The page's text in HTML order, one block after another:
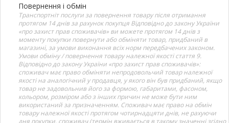
Повернення і обмін
Транспортніт послуги за повернення товару після отримання
протягом 14 днів за рахунок покупця Відповідно до закону України
«про захист прав споживачів» ви можете протягом 14 днів з
моменту покупки повернути або обміняти товар, придбаний в
магазині, за умови виконання всіх норм передбачених законом.
Умови обміну / повернення товару належної якості стаття 9.
Відповідно до закону України «про захист прав споживачів»:
споживач має право обміняти непродовольчий товар належної
якості на аналогічний у продавця, у якого він був придбаний, якщо
товар не задовольнив його за формою, габаритами, фасоном,
кольором, розміром або з інших причин не може бути ним
використаний за призначенням. Споживач має право на обмін
товару належної якості протягом чотирнадцяти днів, не рахуючи
дня покупки. споживач (термін вживається в такому значенні згідно